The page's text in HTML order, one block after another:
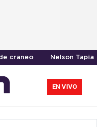
craneo Nelson Tapia
EN VIVO